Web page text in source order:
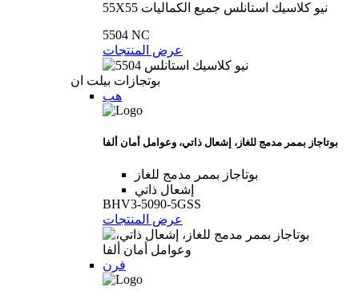
55X55 نيو كلاسيك استانلس جميع الكماليات
5504 NC
عرض المنتجات
بوتجازات بيلت ان
هب
بوتاجاز بممر مدمج للغاز، إشعال ذاتي، وعوامل أمان ألفا
بوتاجاز بممر مدمج للغاز
إشعال ذاتي
BHV3-5090-5GSS
عرض المنتجات
فرن